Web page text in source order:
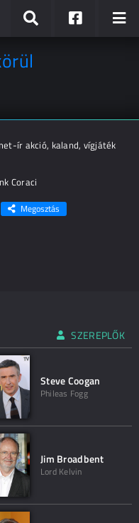
ír akció, kaland, vígjáték
Coraci
Megosztás
SZEREPLŐK
Steve Coogan
Phileas Fogg
Jim Broadbent
Lord Kelvin